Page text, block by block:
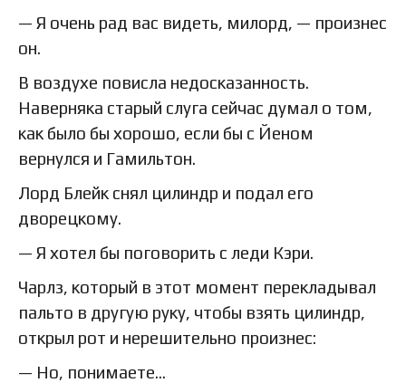
— Я очень рад вас видеть, милорд, — произнес
он.
В воздухе повисла недосказанность.
Наверняка старый слуга сейчас думал о том,
как было бы хорошо, если бы с Йеном
вернулся и Гамильтон.
Лорд Блейк снял цилиндр и подал его
дворецкому.
— Я хотел бы поговорить с леди Кэри.
Чарлз, который в этот момент перекладывал
пальто в другую руку, чтобы взять цилиндр,
открыл рот и нерешительно произнес:
— Но, понимаете…